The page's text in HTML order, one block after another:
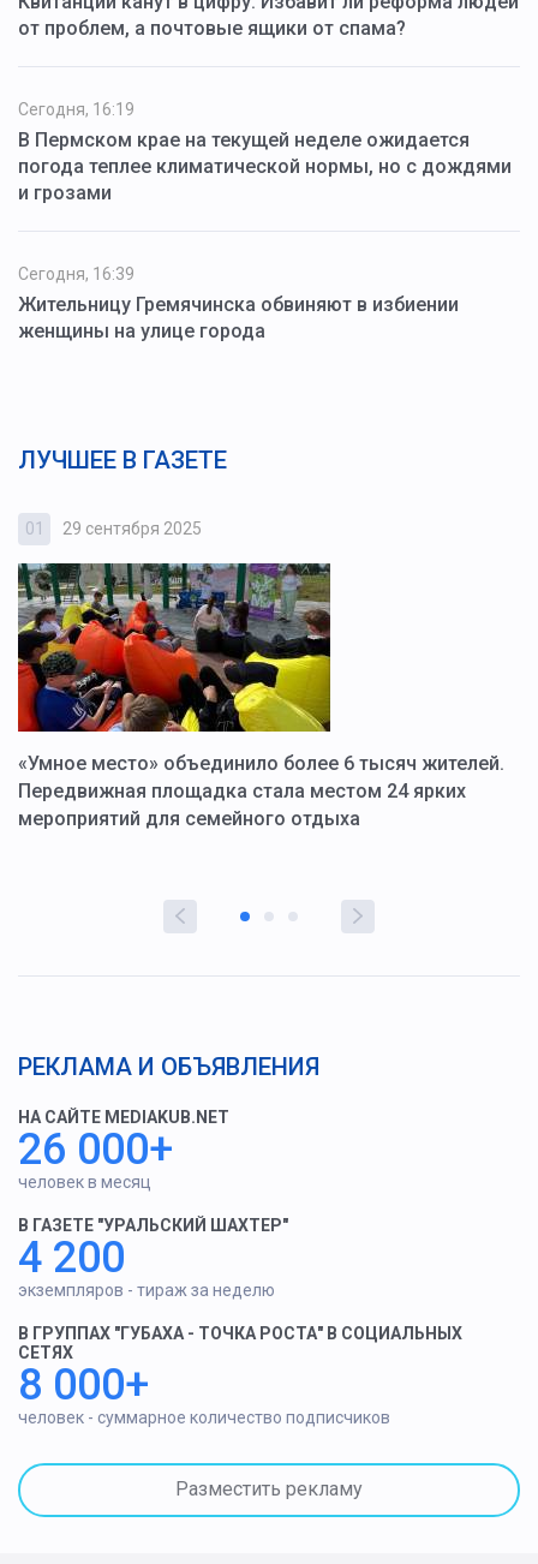
от проблем, а почтовые ящики от спама?
Сегодня, 16:19
В Пермском крае на текущей неделе ожидается
погода теплее климатической нормы, но с дождями
и грозами
Сегодня, 16:39
Жительницу Гремячинска обвиняют в избиении
женщины на улице города
ЛУЧШЕЕ В ГАЗЕТЕ
01 29 сентября 2025
«Умное место» объединило более 6 тысяч жителей.
Передвижная площадка стала местом 24 ярких
мероприятий для семейного отдыха
РЕКЛАМА И ОБЪЯВЛЕНИЯ
НА САЙТЕ MEDIAKUB.NET
26 000+
человек в месяц
В ГАЗЕТЕ "УРАЛЬСКИЙ ШАХТЕР"
4 200
экземпляров - тираж за неделю
В ГРУППАХ "ГУБАХА - ТОЧКА РОСТА" В СОЦИАЛЬНЫХ
СЕТЯХ
8 000+
человек - суммарное количество подписчиков
Разместить рекламу